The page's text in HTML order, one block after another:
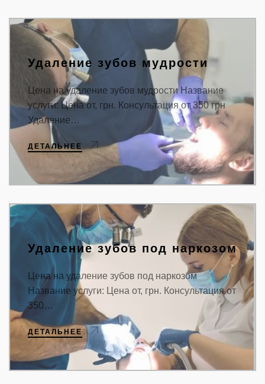
Удаление зубов мудрости
Цена на удаление зубов мудрости Название
услуги: Цена от, грн. Консультация от 350 грн
Удаление…
ДЕТАЛЬНЕЕ
Удаление зубов под наркозом
Цена на удаление зубов под наркозом
Название услуги: Цена от, грн. Консультация от
350…
ДЕТАЛЬНЕЕ